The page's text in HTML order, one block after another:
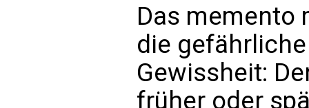
Das memento
die
Gewissheit:
früher oder